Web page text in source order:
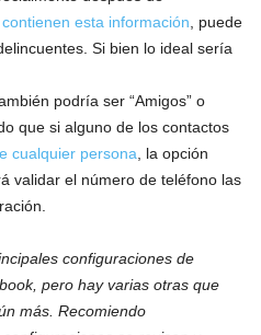
esta información , puede
Si bien lo ideal sería
podría ser “Amigos” o
que si alguno de los contactos
cualquier persona , la opción
validar el número de teléfono las
configuraciones de
pero hay varias otras que
más. Recomiendo